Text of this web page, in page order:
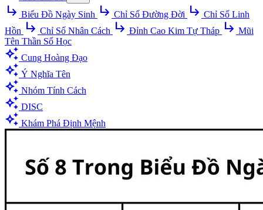
subdirectory_arrow_right Biểu Đồ Ngày Sinh subdirectory_arrow_right Chỉ Số Đường Đời subdirectory_arrow_right Chỉ Số Linh
Hồn subdirectory_arrow_right Chỉ Số Nhân Cách subdirectory_arrow_right Đỉnh Cao Kim Tự Tháp subdirectory_arrow_right Mũi
Tên Thần Số Học
auto_awesome Cung Hoàng Đạo
auto_awesome Ý Nghĩa Tên
auto_awesome Nhóm Tính Cách
auto_awesome DISC
auto_awesome Khám Phá Định Mệnh